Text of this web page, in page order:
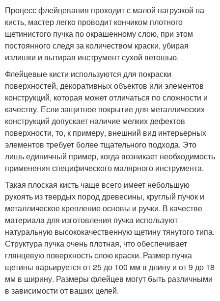
Процесс флейцевания проходит с малой нагрузкой на
кисть, мастер легко проводит кончиком плотного
щетинистого пучка по окрашенному слою, при этом
постоянного следя за количеством краски, убирая
излишки и вытирая инструмент сухой ветошью.
Флейцевые кисти используются для покраски
поверхностей, декоративных объектов или элементов
конструкций, которая может отличаться по сложности и
качеству. Если защитное покрытие для металлических
конструкций допускает наличие мелких дефектов
поверхности, то, к примеру, внешний вид интерьерных
элементов требует более тщательного подхода. Это
лишь единичный пример, когда возникает необходимость
применения специфического малярного инструмента.
Такая плоская кисть чаще всего имеет небольшую
рукоять из твердых пород древесины, круглый пучок и
металлическое крепление основы и ручки. В качестве
материала для изготовления пучка используют
натуральную высококачественную щетину тянутого типа.
Структура пучка очень плотная, что обеспечивает
глянцевую поверхность слою краски. Размер пучка
щетины варьируется от 25 до 100 мм в длину и от 9 до 18
мм в ширину. Размеры флейцев могут быть различными
в зависимости от ваших целей.